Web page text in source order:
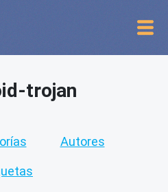
trojan
Autores